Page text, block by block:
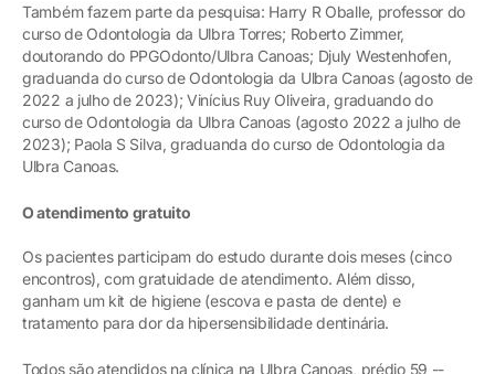
Também fazem parte da pesquisa: Harry R Oballe, professor do
curso de Odontologia da Ulbra Torres; Roberto Zimmer,
doutorando do PPGOdonto/Ulbra Canoas; Djuly Westenhofen,
graduanda do curso de Odontologia da Ulbra Canoas (agosto de
2022 a julho de 2023); Vinícius Ruy Oliveira, graduando do
curso de Odontologia da Ulbra Canoas (agosto 2022 a julho de
2023); Paola S Silva, graduanda do curso de Odontologia da
Ulbra Canoas.
O atendimento gratuito
Os pacientes participam do estudo durante dois meses (cinco
encontros), com gratuidade de atendimento. Além disso,
ganham um kit de higiene (escova e pasta de dente) e
tratamento para dor da hipersensibilidade dentinária.
Todos são atendidos na clínica na Ulbra Canoas, prédio 59 --